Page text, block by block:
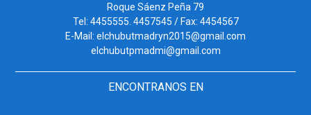
Roque Sáenz Peña 79
Tel: 4455555. 4457545 / Fax: 4454567
E-Mail: elchubutmadryn2015@gmail.com
elchubutpmadmi@gmail.com
ENCONTRANOS EN